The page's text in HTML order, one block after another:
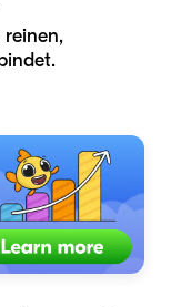
reinen,